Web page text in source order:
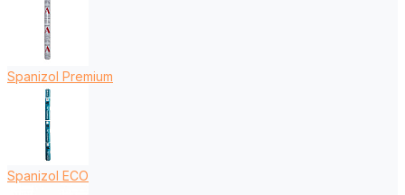
Spanizol Premium
Spanizol ECO